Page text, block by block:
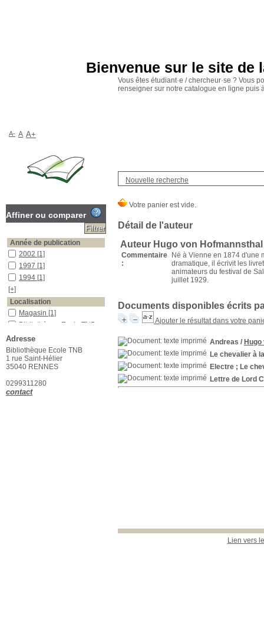
Nouvelle recherche
Détail de l'auteur
Auteur Hugo von Hofmannsthal
Commentaire
:
Né à Vienne en 1874 d'une
dramatique, il écrivit les
animateurs du festival de
juillet 1929.
Documents disponibles écrits
Ajouter le résultat dans votre
Andreas /
Le chevalier à
Electre ; Le
Lettre de Lord
Lien vers
Bienvenue sur le site de
Vous êtes étudiant·e / chercheur·se ? Vous
renseigner sur notre catalogue en ligne puis
A- A A+
Affiner ou comparer
Année de publication
2002 [1]
1997 [1]
1994 [1]
[+]
Localisation
Magasin [1]
Bibliothèque Ecole TNB
Auteur
Hofmannsthal
Catégorie
Théâtre[2]
Poésies
Adresse
Bibliothèque Ecole TNB
1 rue Saint-Hélier
35040 RENNES
0299311280
contact